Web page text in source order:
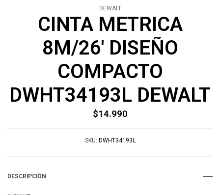
DEWALT
CINTA METRICA
8M/26' DISEÑO
COMPACTO
DWHT34193L DEWALT
$14.990
SKU: DWHT34193L
DESCRIPCIÓN